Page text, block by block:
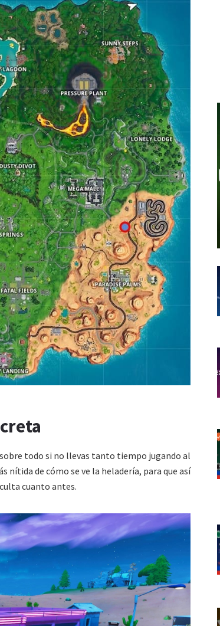
todo si no llevas tanto tiempo jugando al
nítida de cómo se ve la heladería, para que así
cuanto antes.